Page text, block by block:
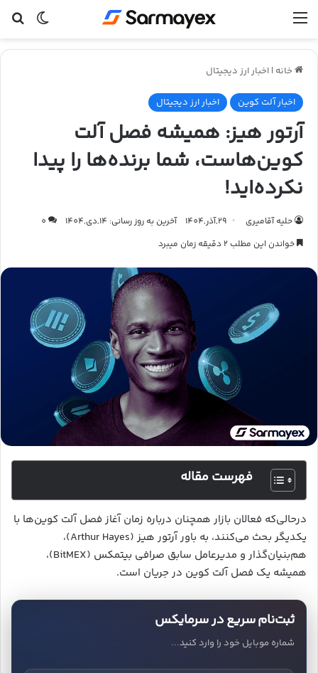
خانه | اخبار ارز دیجیتال
اخبار آلت کوین اخبار ارز دیجیتال
آرتور هیز: همیشه فصل آلت
کوین‌هاست، شما برنده‌ها را پیدا
نکرده‌اید!
حلیه آقامیری 29,آذر,1404 آخرین به روز رسانی: 14,دی,1404
0
خواندن این مطلب 2 دقیقه زمان میبرد
فهرست مقاله
درحالی‌‌که فعالان بازار همچنان درباره زمان آغاز فصل آلت کوین‌ها با
یکدیگر بحث می‌کنند، به باور آرتور هیز (Arthur Hayes)،
هم‌بنیان‌گذار و مدیرعامل سابق صرافی بیتمکس (BitMEX)،
همیشه یک فصل آلت کوین در جریان است.
ثبت‌نام سریع در سرمایکس
شماره موبایل خود را وارد کنید...